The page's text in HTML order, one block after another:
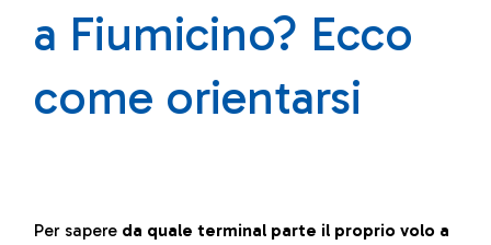
a Fiumicino? Ecco
come orientarsi
Per sapere da quale terminal parte il proprio volo a